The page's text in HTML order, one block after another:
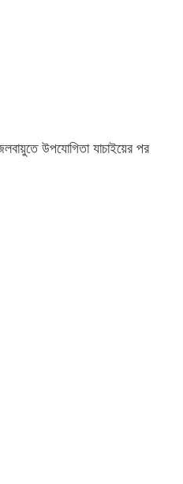
উপযোগিতা যাচাইয়ের পর